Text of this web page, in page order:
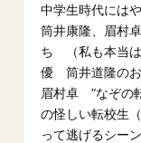
中学生時代には
筒井康隆、眉村
ち （私も本当
優 筒井道隆のお
眉村卓 ”なぞの
の怪しい転校生
って逃げるシー